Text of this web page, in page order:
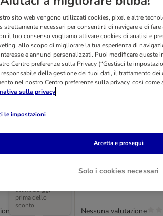
TIAKI Rope
ultimi 30 gg,
prima dello
sconto.
Gioco per cani
ca. Ø 6 x L 18 cm
Nessuna valutazione
sito web vengono utilizzati cookies, pixel e altre
strettamente necessari per consentirti di navigare e di
il tuo consenso vogliamo attivare cookies di analisi e
allo scopo di migliorare la tua esperienza di
e annunci personalizzati. Puoi modificare queste
Centro preferenze sulla Privacy (“Gestisci le
della gestione dei tuoi dati, il trattamento
nel nostro Centro preferenze sulla privacy, così come
sulla privacy
le impostazioni
Solo i cookies necessari
Accetta e prosegui